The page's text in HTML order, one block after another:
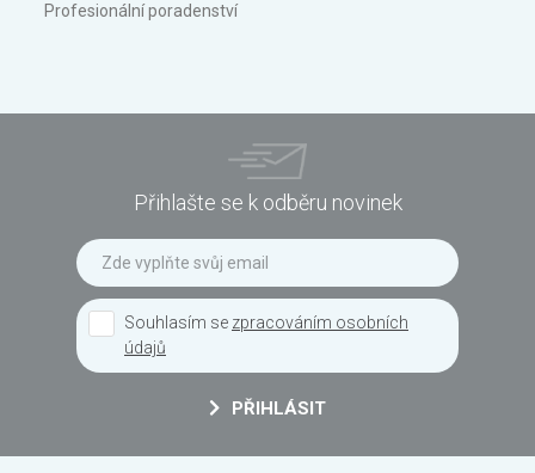
Profesionální poradenství
Přihlašte se k odběru novinek
Souhlasím se zpracováním osobních
údajů
PŘIHLÁSIT